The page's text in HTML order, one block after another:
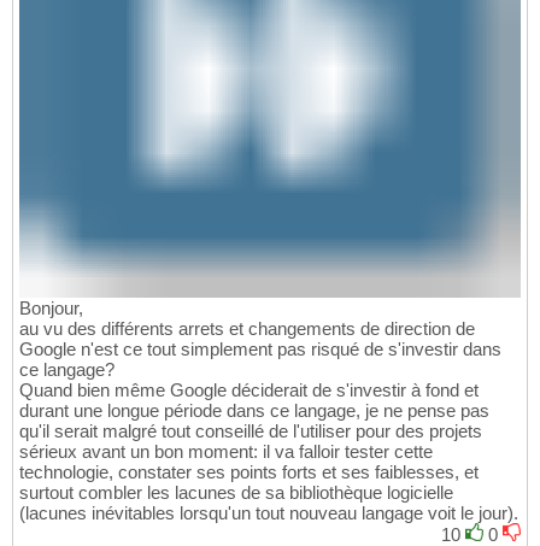
Bonjour,
au vu des différents arrets et changements de direction de
Google n'est ce tout simplement pas risqué de s'investir dans
ce langage?
Quand bien même Google déciderait de s'investir à fond et
durant une longue période dans ce langage, je ne pense pas
qu'il serait malgré tout conseillé de l'utiliser pour des projets
sérieux avant un bon moment: il va falloir tester cette
technologie, constater ses points forts et ses faiblesses, et
surtout combler les lacunes de sa bibliothèque logicielle
(lacunes inévitables lorsqu'un tout nouveau langage voit le jour).
10
0